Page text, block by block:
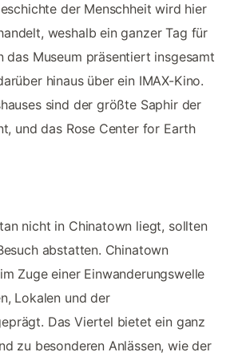
der Menschheit wird hier
weshalb ein ganzer Tag für
Museum präsentiert insgesamt
hinaus über ein IMAX-Kino.
sind der größte Saphir der
und das Rose Center for Earth
nicht in Chinatown liegt, sollten
abstatten. Chinatown
Zuge einer Einwanderungswelle
Lokalen und der
Das Viertel bietet ein ganz
zu besonderen Anlässen, wie der